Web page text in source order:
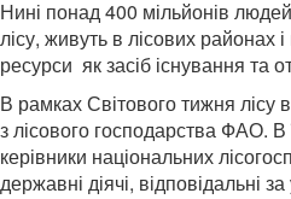
Нині понад 400 мільйонів
лісу, живуть в лісових районах
ресурси як засіб існування та
В рамках Світового тижня лісу
з лісового господарства ФАО. В
керівники національних
державні діячі, відповідальні